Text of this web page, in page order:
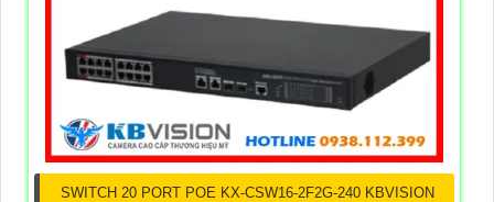
SWITCH 20 PORT POE KX-CSW16-2F2G-240 KBVISION